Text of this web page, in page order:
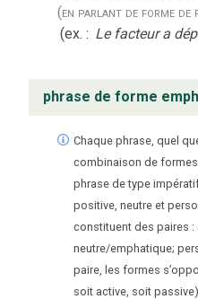
(en parlant de forme de
(ex. : Le facteur a
phrase de forme
Chaque phrase, quel
combinaison de
phrase de type
positive, neutre et
constituent des paires
neutre/emphatique;
paire, les formes
soit active, soit